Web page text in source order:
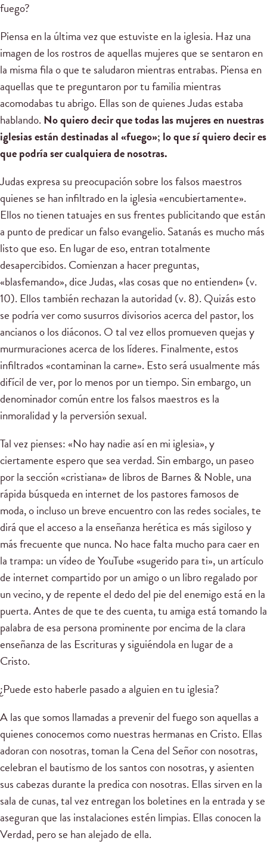
fuego?
Piensa en la última vez que estuviste en la iglesia. Haz una
imagen de los rostros de aquellas mujeres que se sentaron en
la misma fila o que te saludaron mientras entrabas. Piensa en
aquellas que te preguntaron por tu familia mientras
acomodabas tu abrigo. Ellas son de quienes Judas estaba
hablando. No quiero decir que todas las mujeres en nuestras
iglesias están destinadas al «fuego»; lo quesíquiero decir es
que podría ser cualquiera de nosotras.
Judas expresa su preocupación sobre los falsos maestros
quienes se han infiltrado en la iglesia «encubiertamente».
Ellos no tienen tatuajes en sus frentes publicitando que están
a punto de predicar un falso evangelio. Satanás es mucho más
listo que eso. En lugar de eso, entran totalmente
desapercibidos. Comienzan a hacer preguntas,
«blasfemando», dice Judas, «las cosas que no entienden» (v.
10). Ellos también rechazan la autoridad (v. 8). Quizás esto
se podría ver como susurros divisorios acerca del pastor, los
ancianos o los diáconos. O tal vez ellos promueven quejas y
murmuraciones acerca de los líderes. Finalmente, estos
infiltrados «contaminan la carne». Esto será usualmente más
difícil de ver, por lo menos por un tiempo. Sin embargo, un
denominador común entre los falsos maestros es la
inmoralidad y la perversión sexual.
Tal vez pienses: «No hay nadie así en mi iglesia», y
ciertamente espero que sea verdad. Sin embargo, un paseo
por la sección «cristiana» de libros de Barnes & Noble, una
rápida búsqueda en internet de los pastores famosos de
moda, o incluso un breve encuentro con las redes sociales, te
dirá que el acceso a la enseñanza herética es más sigiloso y
más frecuente que nunca. No hace falta mucho para caer en
la trampa: un vídeo de YouTube «sugerido para ti», un artículo
de internet compartido por un amigo o un libro regalado por
un vecino, y de repente el dedo del pie del enemigo está en la
puerta. Antes de que te des cuenta, tu amiga está tomando la
palabra de esa persona prominente por encima de la clara
enseñanza de las Escrituras y siguiéndola en lugar de a
Cristo.
¿Puede esto haberle pasado a alguien en tu iglesia?
A las que somos llamadas a prevenir del fuego son aquellas a
quienes conocemos como nuestras hermanas en Cristo. Ellas
adoran con nosotras, toman la Cena del Señor con nosotras,
celebran el bautismo de los santos con nosotras, y asienten
sus cabezas durante la predica con nosotras. Ellas sirven en la
sala de cunas, tal vez entregan los boletines en la entrada y se
aseguran que las instalaciones estén limpias. Ellas conocen la
Verdad, pero se han alejado de ella.